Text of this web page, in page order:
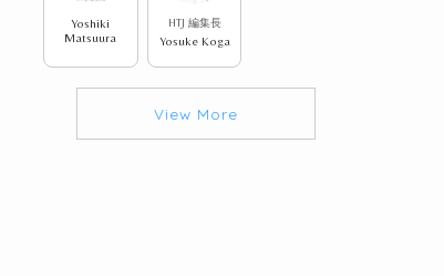
Yoshiki
Matsuura
HTJ 編集長
Yosuke Koga
View More